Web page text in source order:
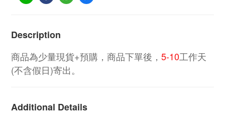
Description
商品為少量現貨+預購，商品下單後， 5-10工作天
(不含假日)寄出。
Additional Details